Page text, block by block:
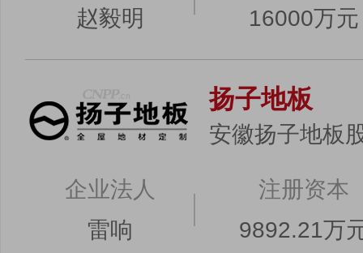
赵毅明
16000万元
扬子地板
安徽扬子地板
企业法人
雷响
注册资本
9892.21万